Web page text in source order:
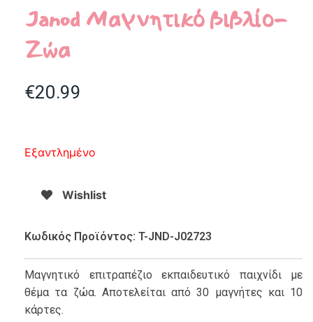
Janod Μαγνητικό βιβλίο-
Ζώα
€20.99
Εξαντλημένο
Wishlist
Κωδικός Προϊόντος: T-JND-J02723
Μαγνητικό επιτραπέζιο εκπαιδευτικό παιχνίδι με
θέμα τα ζώα. Αποτελείται από 30 μαγνήτες και 10
κάρτες.